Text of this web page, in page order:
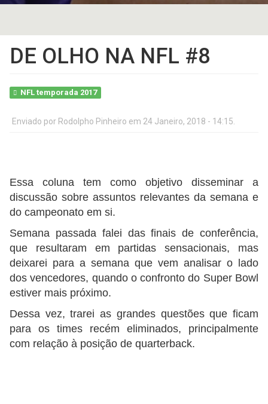
DE OLHO NA NFL #8
NFL temporada 2017
Enviado por Rodolpho Pinheiro em 24 Janeiro, 2018 - 14:15.
Essa coluna tem como objetivo disseminar a
discussão sobre assuntos relevantes da semana e
do campeonato em si.
Semana passada falei das finais de conferência,
que resultaram em partidas sensacionais, mas
deixarei para a semana que vem analisar o lado
dos vencedores, quando o confronto do Super Bowl
estiver mais próximo.
Dessa vez, trarei as grandes questões que ficam
para os times recém eliminados, principalmente
com relação à posição de quarterback.